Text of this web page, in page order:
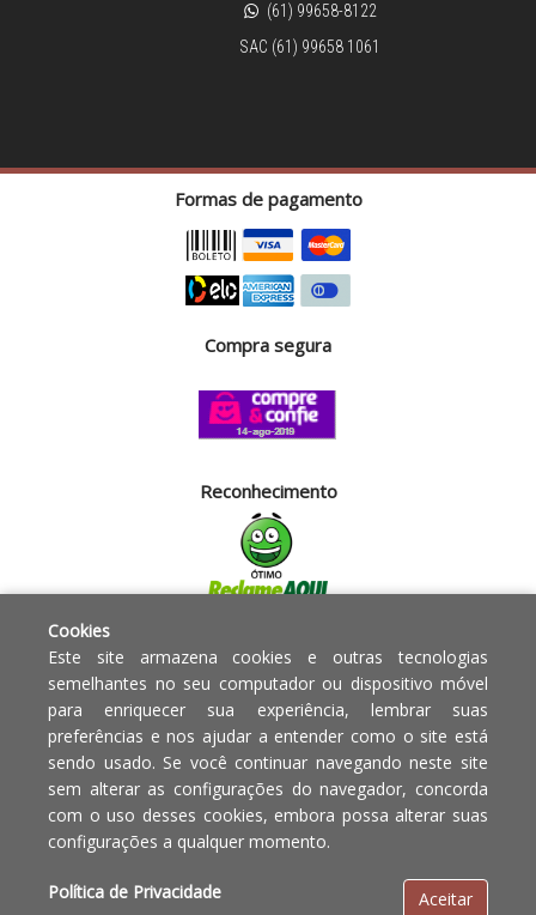
(61) 99658-8122
SAC (61) 99658 1061
Formas de pagamento
Compra segura
Reconhecimento
Powered by:
Copyright © 2010 - 2017 Razão
social Blumenau - RA OBJETOS PARA
O LAR EIRELI CNPJ -
E loja 33 Asa Sul - Brasília-DF - CEP:
Em caso de divergência de
preços, o valor válido é o do
Cookies
Este site armazena cookies e outras tecnologias
semelhantes no seu computador ou dispositivo móvel
para enriquecer sua experiência, lembrar suas
preferências e nos ajudar a entender como o site está
sendo usado. Se você continuar navegando neste site
sem alterar as configurações do navegador, concorda
com o uso desses cookies, embora possa alterar suas
configurações a qualquer momento.
Política de Privacidade Aceitar